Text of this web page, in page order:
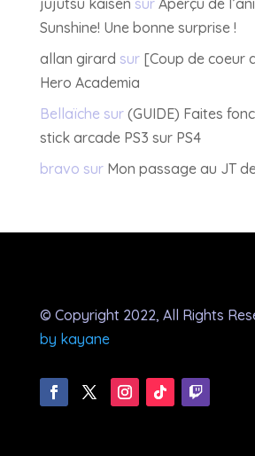
Sunshine! Une bonne surprise !
allan girard sur [Coup de coeur
Hero Academia
Bellaïche sur (GUIDE) Faites
stick arcade PS3 sur PS4
bravo sur Mon passage au JT de
© Copyright 2022, All Rights
by kayane